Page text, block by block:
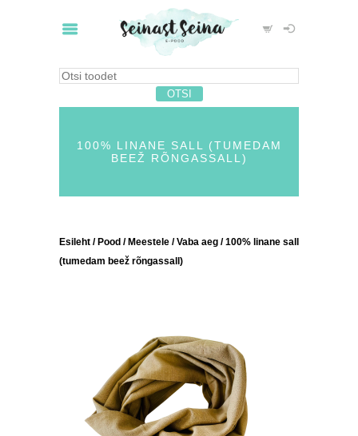
100% LINANE SALL (TUMEDAM
BEEŽ RÕNGASSALL)
Esileht / Pood / Meestele /Vaba aeg / 100% linane sall
(tumedam beež rõngassall)